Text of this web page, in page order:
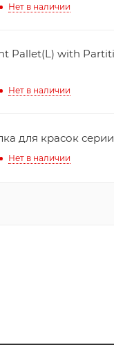
Нет в наличии
Pallet(L) with
Нет в наличии
для красок
Нет в наличии